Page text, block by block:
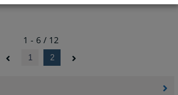
1 - 6 / 12
1 2